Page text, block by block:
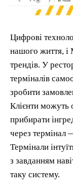
Цифрові
нашого життя, і
трендів. У
терміналів
зробити
Клієнти можуть
прибирати
через термінал
Термінали
з завданням
таку систему.